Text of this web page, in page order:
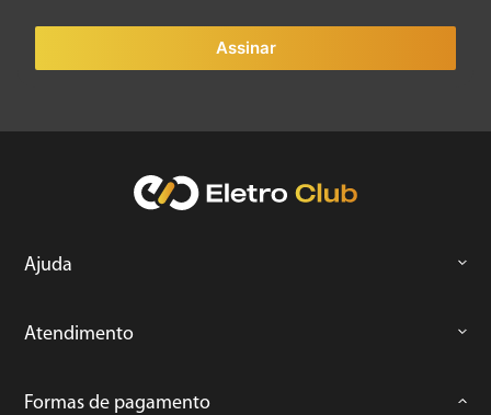
Assinar
Ajuda
Atendimento
Formas de pagamento